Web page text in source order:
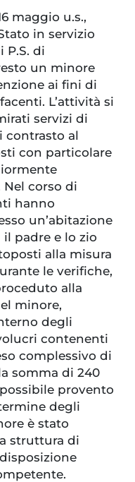
maggio u.s.,
in servizio
P.S. di
un minore
ai fini di
L’attività si
servizi di
contrasto al
con particolare
Nel corso di
hanno
un’abitazione
padre e lo zio
alla misura
le verifiche,
alla
minore,
degli
contenenti
complessivo di
somma di 240
provento
degli
è stato
struttura di